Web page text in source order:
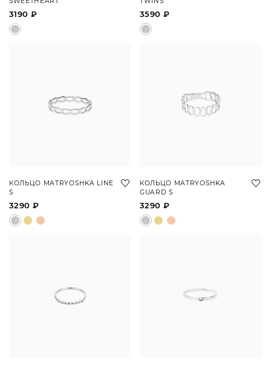
3190 ₽ 3590 ₽
КОЛЬЦО MATRYOSHKA LINE
S
3290 ₽
КОЛЬЦО MATRYOSHKA
GUARD S
3290 ₽